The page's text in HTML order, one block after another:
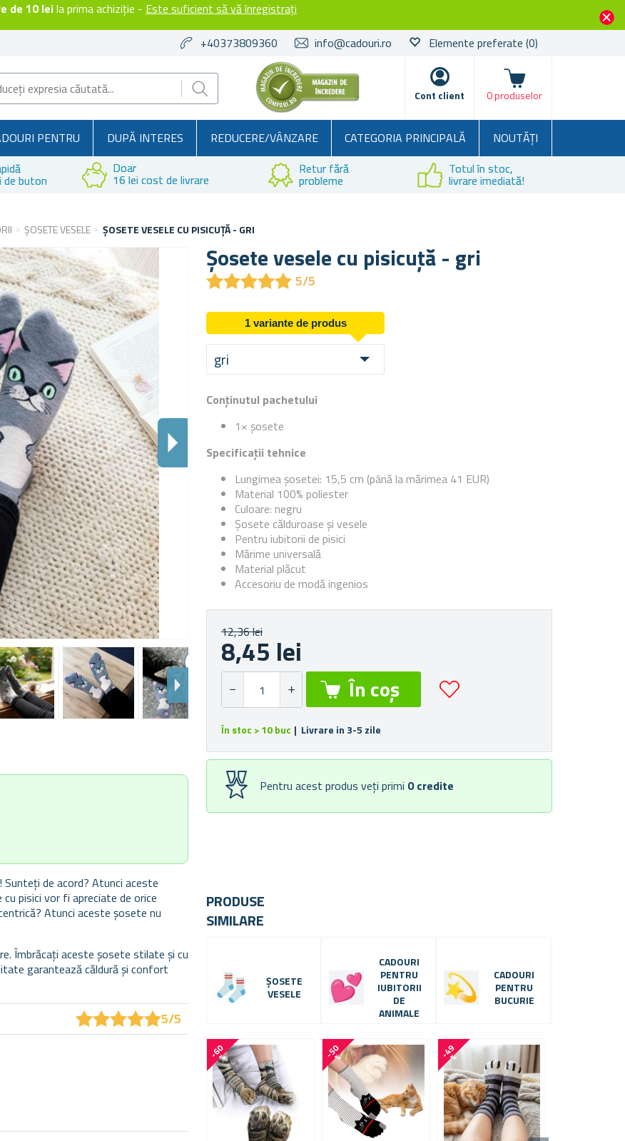
de 10 leila prima achiziție - Este suficient să vă înregistrați
+40373809360
info@cadouri.ro Elemente preferate (0)
Cont client
Coșul
0 produselor
PENTRU DUPĂ INTERES REDUCERE/VÂNZARE CATEGORIA PRINCIPALĂ
NOUTĂȚI
de buton
Doar
16 lei cost de livrare
Retur fără
probleme
Totul în stoc,
livrare imediată!
ȘOSETE VESELE ȘOSETE VESELE CU PISICUȚĂ - GRI
Șosete vesele cu pisicuță - gri
★★★★★
★★★★★5/5
1 variante de produs
gri
Conținutul pachetului
1× șosete
Specificații tehnice
Lungimea șosetei: 15,5 cm (până la mărimea 41 EUR)
Material 100% poliester
Culoare: negru
Șosete călduroase și vesele
Pentru iubitorii de pisici
Mărime universală
Material plăcut
Accesoriu de modă ingenios
12,36 lei
8,45 lei
În stoc > 10 buc | Livrare in 3-5 zile
Pentru acest produs veți primi 0 credite
de acord? Atunci aceste
pisici vor fi apreciate de orice
Atunci aceste șosete nu
Îmbrăcați aceste șosete stilate și cu
garantează căldură și confort
PRODUSE
SIMILARE
ȘOSETE
VESELE
CADOURI
PENTRU
IUBITORII
DE
ANIMALE
CADOURI
PENTRU
BUCURIE
-
6
0
% -
5
0
% -
4
9
%
★★★★★
★★★★★5/5